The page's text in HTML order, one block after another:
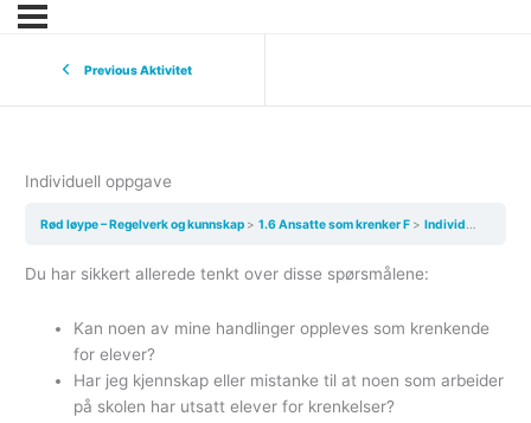
Previous Aktivitet
Individuell oppgave
Rød løype – Regelverk og kunnskap 1.6 Ansatte som krenker F Individuell oppgave
Du har sikkert allerede tenkt over disse spørsmålene:
Kan noen av mine handlinger oppleves som krenkende
for elever?
Har jeg kjennskap eller mistanke til at noen som arbeider
på skolen har utsatt elever for krenkelser?